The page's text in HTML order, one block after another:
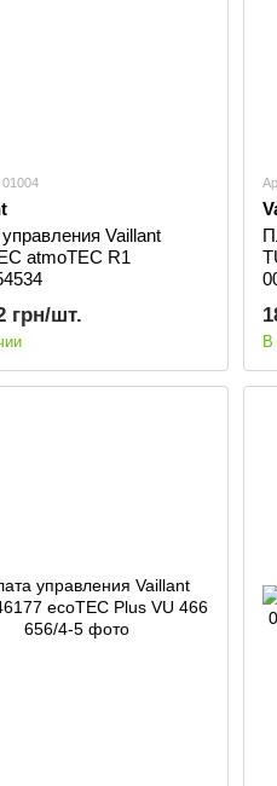
01004
Vaillant
atmoTEC R1
грн/шт.
В